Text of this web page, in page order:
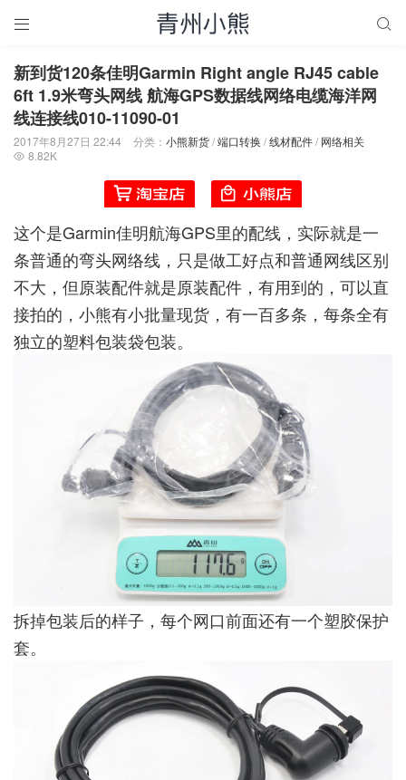
 
新到货120条佳明Garmin Right angle RJ45 cable
6ft 1.9米弯头网线 航海GPS数据线网络电缆海洋网
线连接线010-11090-01
2017年8月27日 22:44 分类： 小熊新货/端口转换 /线材配件/ 网络相关
 8.82K
这个是Garmin佳明航海GPS里的配线，实际就是一
条普通的弯头网络线，只是做工好点和普通网线区别
不大，但原装配件就是原装配件，有用到的，可以直
接拍的，小熊有小批量现货，有一百多条，每条全有
独立的塑料包装袋包装。
拆掉包装后的样子，每个网口前面还有一个塑胶保护
套。